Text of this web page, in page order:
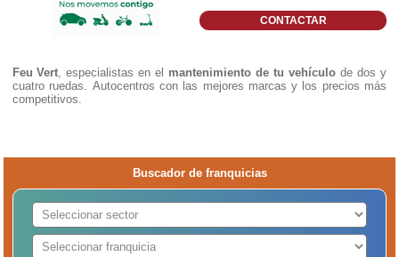
CONTACTAR
Feu Vert, especialistas en el mantenimiento de tu vehículo de dos y
cuatro ruedas. Autocentros con las mejores marcas y los precios más
competitivos.
Buscador de franquicias